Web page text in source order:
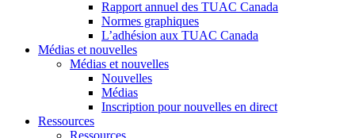
Rapport annuel des TUAC Canada
Normes graphiques
L’adhésion aux TUAC Canada
Médias et nouvelles
Médias et nouvelles
Nouvelles
Médias
Inscription pour nouvelles en direct
Ressources
Ressources